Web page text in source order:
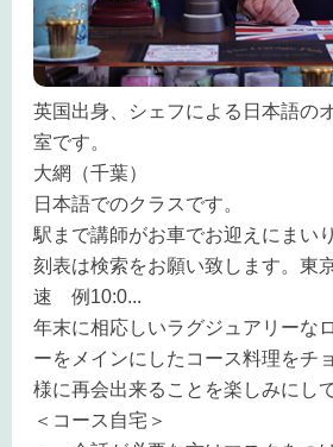
英国出身、シェフによる日本語の
室です。
大網（千葉）
日本語でのクラスです。
駅まで講師がお車でお迎えにまい
刻表は検索をお願い致します。東
速 例10:0...
年末に相応しいラグジュアリーな
ーをメインにしたコース料理をチ
様に再会出来ることを楽しみにし
＜コース自宅＞